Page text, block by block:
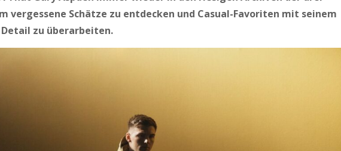
vergessene Schätze zu entdecken und Casual-Favoriten mit seinem
zu überarbeiten.